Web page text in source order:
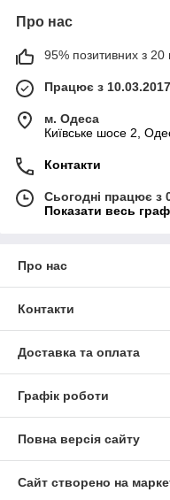
Про нас
95% позитивних з 20
Працює з 10.03.2017
м. Одеса
Київське шосе 2,
Контакти
Сьогодні працює з
Показати весь
Про нас
Контакти
Доставка та оплата
Графік роботи
Повна версія сайту
Сайт створено на